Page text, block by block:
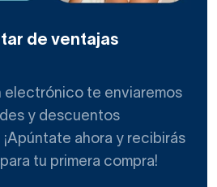
piedra natural pueden fabricarse
a impactos.
intensivo.
de ventajas
electrónico te enviaremos
y descuentos
ahora y recibirás
tu primera compra!